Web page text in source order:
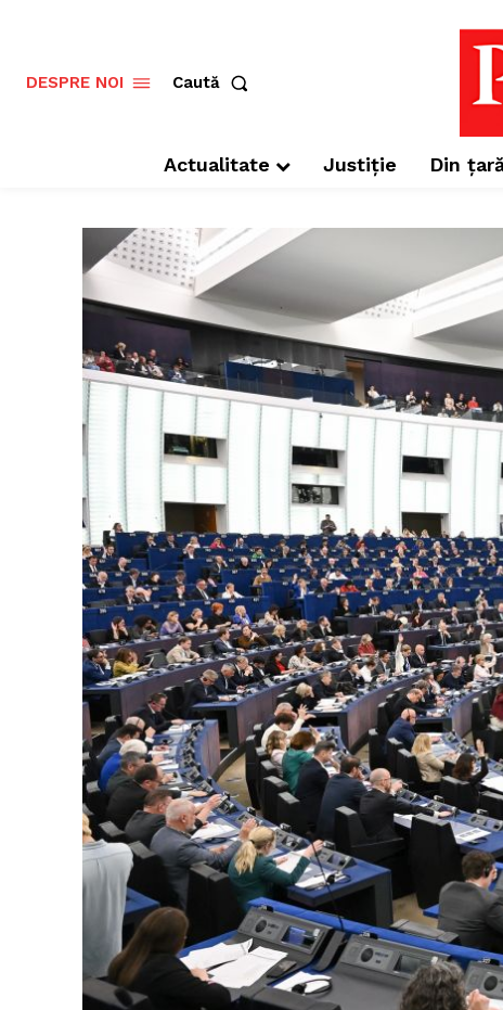
DESPRE NOI Caută
Actualitate Justiție Din